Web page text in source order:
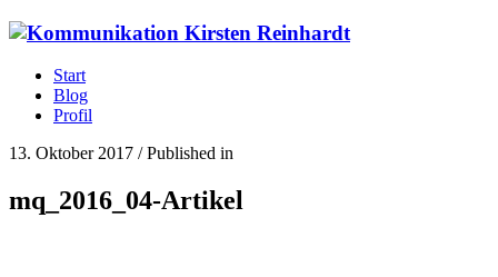
Start
Blog
Profil
13. Oktober 2017 /Published in
mq_2016_04-Artikel